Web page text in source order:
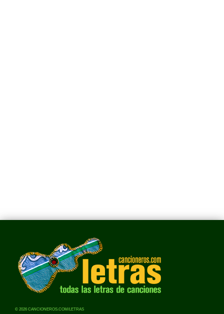
© 2026 CANCIONEROS.COM/LETRAS